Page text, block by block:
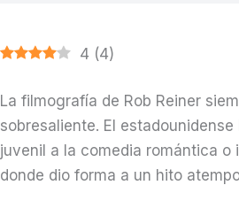
4 (4)
La filmografía de Rob Reiner
sobresaliente. El
juvenil a la comedia romántica
donde dio forma a un hito